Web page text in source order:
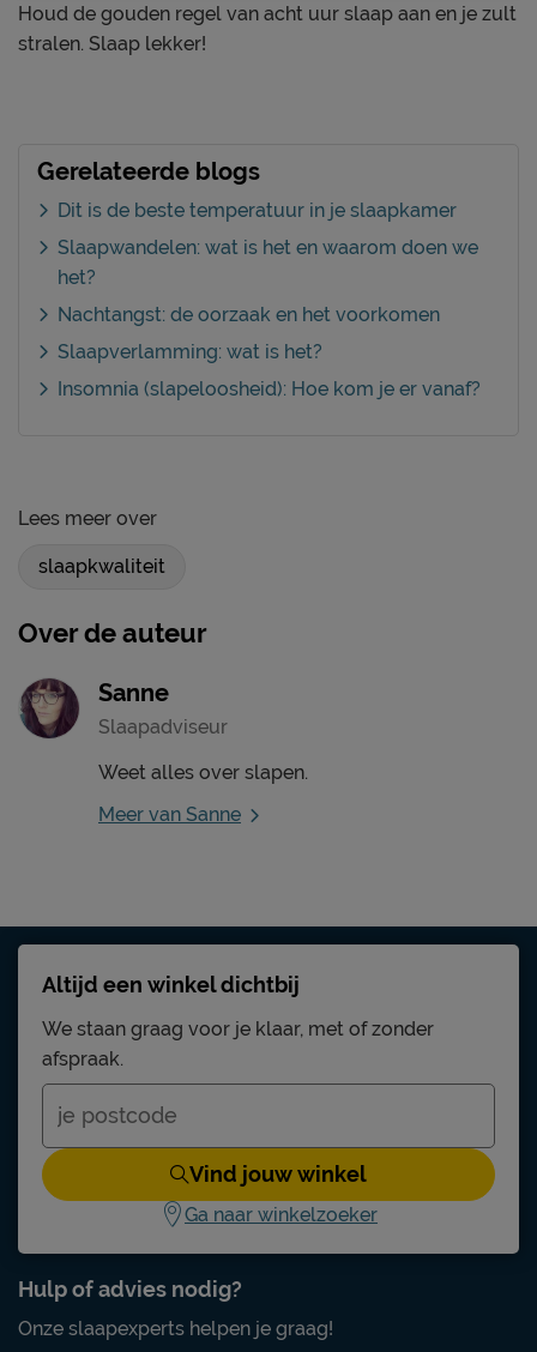
Houd de gouden regel van acht uur slaap aan en je zult
stralen. Slaap lekker!
Gerelateerde blogs
Dit is de beste temperatuur in je slaapkamer
Slaapwandelen: wat is het en waarom doen we
het?
Nachtangst: de oorzaak en het voorkomen
Slaapverlamming: wat is het?
Insomnia (slapeloosheid): Hoe kom je er vanaf?
Lees meer over
slaapkwaliteit
Over de auteur
Sanne
Slaapadviseur
Weet alles over slapen.
Meer van Sanne
Hulp of advies nodig?
Onze slaapexperts helpen je graag!
Altijd een winkel dichtbij
We staan graag voor je klaar, met of zonder
afspraak.
Vind jouw winkel
Ga naar winkelzoeker